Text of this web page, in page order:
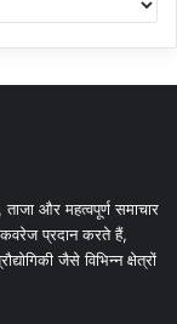
और महत्वपूर्ण समाचार
कवरेज प्रदान करते हैं,
जैसे विभिन्न क्षेत्रों